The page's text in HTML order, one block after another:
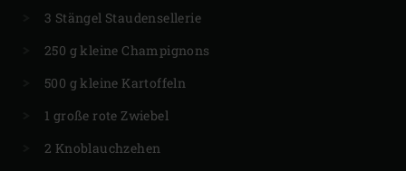
3 Stängel Staudensellerie
250 g kleine Champignons
500 g kleine Kartoffeln
1 große rote Zwiebel
2 Knoblauchzehen